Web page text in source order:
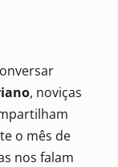
, noviças
o mês de
nos falam